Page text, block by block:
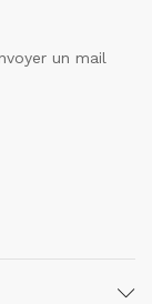
un mail